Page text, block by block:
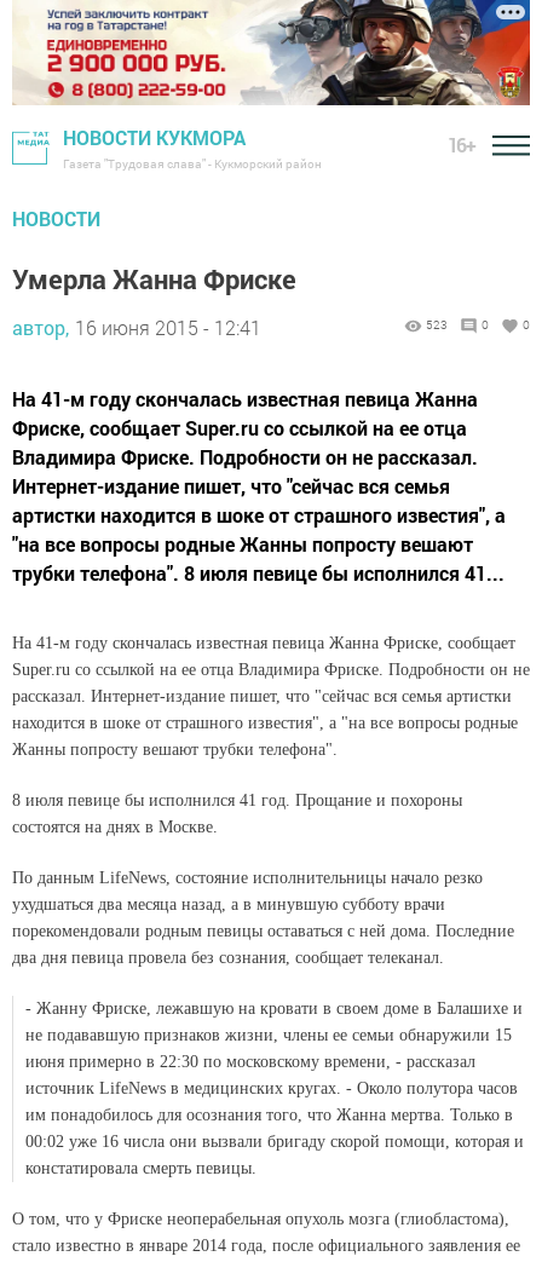
НОВОСТИ КУКМОРА
Газета "Трудовая слава" - Кукморский район
16+
НОВОСТИ
Умерла Жанна Фриске
автор, 16 июня 2015 - 12:41 523 0 0
На 41-м году скончалась известная певица Жанна
Фриске, сообщает Super.ru со ссылкой на ее отца
Владимира Фриске. Подробности он не рассказал.
Интернет-издание пишет, что "сейчас вся семья
артистки находится в шоке от страшного известия", а
"на все вопросы родные Жанны попросту вешают
трубки телефона". 8 июля певице бы исполнился 41...
На 41-м году скончалась известная певица Жанна Фриске, сообщает
Super.ru со ссылкой на ее отца Владимира Фриске. Подробности он не
рассказал. Интернет-издание пишет, что "сейчас вся семья артистки
находится в шоке от страшного известия", а "на все вопросы родные
Жанны попросту вешают трубки телефона".
8 июля певице бы исполнился 41 год. Прощание и похороны
состоятся на днях в Москве.
По данным LifeNews, состояние исполнительницы начало резко
ухудшаться два месяца назад, а в минувшую субботу врачи
порекомендовали родным певицы оставаться с ней дома. Последние
два дня певица провела без сознания, сообщает телеканал.
- Жанну Фриске, лежавшую на кровати в своем доме в Балашихе и
не подававшую признаков жизни, члены ее семьи обнаружили 15
июня примерно в 22:30 по московскому времени, - рассказал
источник LifeNews в медицинских кругах. - Около полутора часов
им понадобилось для осознания того, что Жанна мертва. Только в
00:02 уже 16 числа они вызвали бригаду скорой помощи, которая и
констатировала смерть певицы.
О том, что у Фриске неоперабельная опухоль мозга (глиобластома),
стало известно в январе 2014 года, после официального заявления ее